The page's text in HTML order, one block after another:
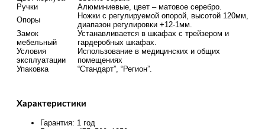
Ручки
Алюминиевые, цвет – матовое серебро.
Опоры
Ножки с регулируемой опорой, высотой 120мм,
диапазон регулировки +12-1мм.
Замок
мебельный
Устанавливается в шкафах с трейзером и
гардеробных шкафах.
Условия
эксплуатации
Использование в медицинских и общих
помещениях
Упаковка
“Стандарт”, “Регион”.
Характеристики
Гарантия: 1 год